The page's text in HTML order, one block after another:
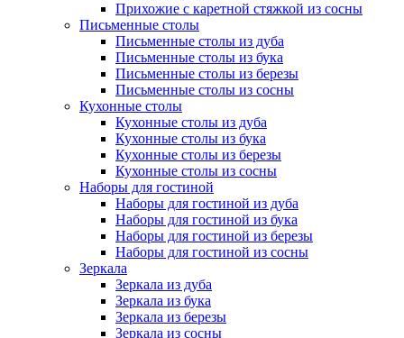
Прихожие с каретной стяжкой из сосны
Письменные столы
Письменные столы из дуба
Письменные столы из бука
Письменные столы из березы
Письменные столы из сосны
Кухонные столы
Кухонные столы из дуба
Кухонные столы из бука
Кухонные столы из березы
Кухонные столы из сосны
Наборы для гостиной
Наборы для гостиной из дуба
Наборы для гостиной из бука
Наборы для гостиной из березы
Наборы для гостиной из сосны
Зеркала
Зеркала из дуба
Зеркала из бука
Зеркала из березы
Зеркала из сосны